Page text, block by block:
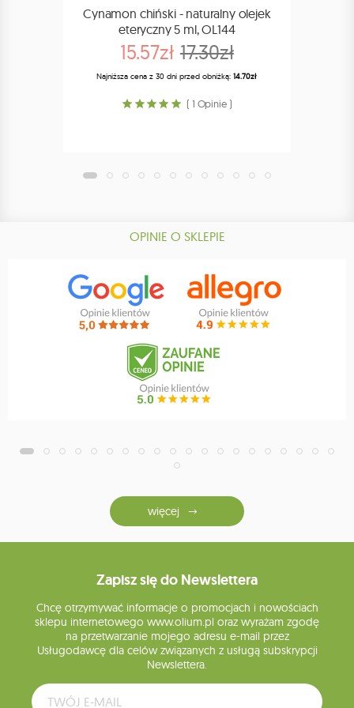
Cynamon chiński - naturalny olejek
eteryczny 5 ml, OL144
15.57zł 17.30zł
Najniższa cena z 30 dni przed obniżką:14.70zł
( 1 Opinie )
OPINIE O SKLEPIE
więcej
Zapisz się do Newslettera
Chcę otrzymywać informacje o promocjach i nowościach
sklepu internetowego www.olium.pl oraz wyrażam zgodę
na przetwarzanie mojego adresu e-mail przez
Usługodawcę dla celów związanych z usługą subskrypcji
Newslettera.